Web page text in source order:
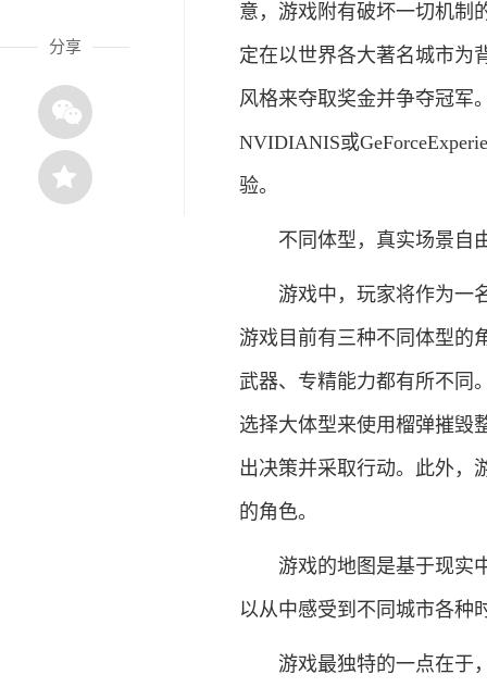
分享
意，游戏附有破坏一切机制
定在以世界各大著名城市为
风格来夺取奖金并争夺冠军
NVIDIANIS或
验。
不同体型，真实场景自
游戏中，玩家将作为一名
游戏目前有三种不同体型的
武器、专精能力都有所不同
选择大体型来使用榴弹摧毁
出决策并采取行动。此外，
的角色。
游戏的地图是基于现实中
以从中感受到不同城市各种
游戏最独特的一点在于，